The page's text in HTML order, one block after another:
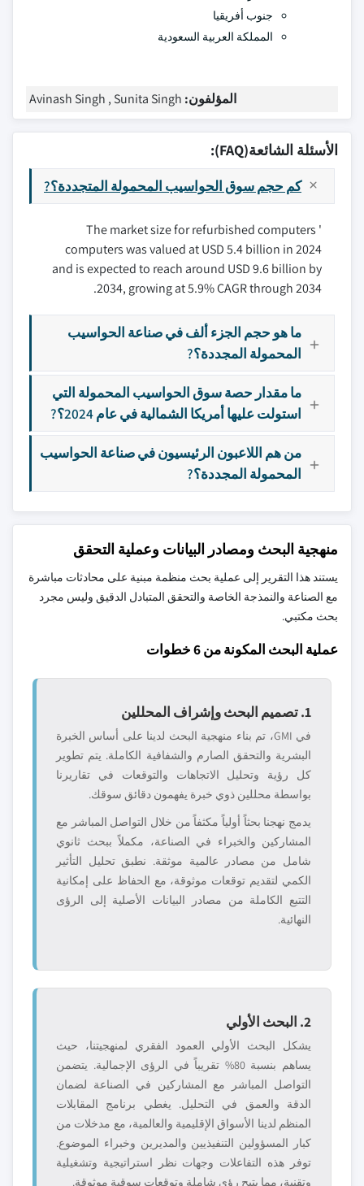
جنوب أفريقيا
المملكة العربية السعودية
المؤلفون: Avinash Singh , Sunita Singh
الأسئلة الشائعة(FAQ):
كم حجم سوق الحواسيب المحمولة المتجددة؟?
The market size for refurbished computers '
computers was valued at USD 5.4 billion in 2024
and is expected to reach around USD 9.6 billion by
2034, growing at 5.9% CAGR through 2034.
ما هو حجم الجزء ألف في صناعة الحواسيب
المحمولة المجددة؟?
ما مقدار حصة سوق الحواسيب المحمولة التي
استولت عليها أمريكا الشمالية في عام 2024؟?
من هم اللاعبون الرئيسيون في صناعة الحواسيب
المحمولة المجددة؟?
منهجية البحث ومصادر البيانات وعملية التحقق
يستند هذا التقرير إلى عملية بحث منظمة مبنية على محادثات مباشرة
مع الصناعة والنمذجة الخاصة والتحقق المتبادل الدقيق وليس مجرد
بحث مكتبي.
عملية البحث المكونة من 6 خطوات
1. تصميم البحث وإشراف المحللين
في GMI، تم بناء منهجية البحث لدينا على أساس الخبرة
البشرية والتحقق الصارم والشفافية الكاملة. يتم تطوير
كل رؤية وتحليل الاتجاهات والتوقعات في تقاريرنا
بواسطة محللين ذوي خبرة يفهمون دقائق سوقك.
يدمج نهجنا بحثاً أولياً مكثفاً من خلال التواصل المباشر مع
المشاركين والخبراء في الصناعة، مكملاً ببحث ثانوي
شامل من مصادر عالمية موثقة. نطبق تحليل التأثير
الكمي لتقديم توقعات موثوقة، مع الحفاظ على إمكانية
التتبع الكاملة من مصادر البيانات الأصلية إلى الرؤى
النهائية.
2. البحث الأولي
يشكل البحث الأولي العمود الفقري لمنهجيتنا، حيث
يساهم بنسبة 80% تقريباً في الرؤى الإجمالية. يتضمن
التواصل المباشر مع المشاركين في الصناعة لضمان
الدقة والعمق في التحليل. يغطي برنامج المقابلات
المنظم لدينا الأسواق الإقليمية والعالمية، مع مدخلات من
كبار المسؤولين التنفيذيين والمديرين وخبراء الموضوع.
توفر هذه التفاعلات وجهات نظر استراتيجية وتشغيلية
وتقنية، مما يتيح رؤى شاملة وتوقعات سوقية موثوقة.